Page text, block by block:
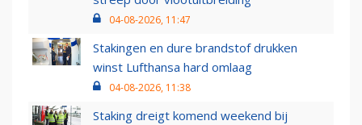
04-08-2026, 11:47
Stakingen en dure brandstof drukken
winst Lufthansa hard omlaag
04-08-2026, 11:38
Staking dreigt komend weekend bij